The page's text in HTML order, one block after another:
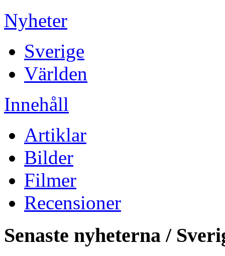
Nyheter
Sverige
Världen
Innehåll
Artiklar
Bilder
Filmer
Recensioner
Senaste nyheterna /